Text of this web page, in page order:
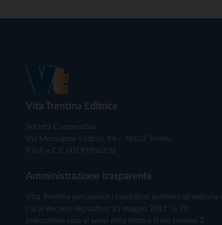
Vita Trentina Editrice
Società Cooperativa
Via Monsignor Endrici, 14 – 38122 Trento
P.IVA e C.F. 00199960220
Amministrazione trasparente
Vita Trentina percepisce i contributi pubblici all'editoria
cui al decreto legislativo 15 maggio 2017, n. 70.
Indicazione resa ai sensi della lettera f) del comma 2